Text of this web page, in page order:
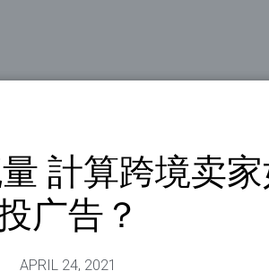
量 計算跨境卖
广告？
APRIL 24, 2021